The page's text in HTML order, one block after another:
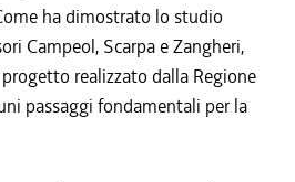
ha dimostrato lo studio
Campeol, Scarpa e Zangheri,
realizzato dalla Regione
passaggi fondamentali per la